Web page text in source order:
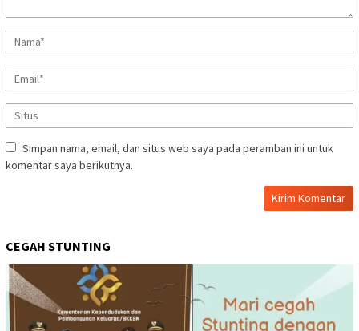
Simpan nama, email, dan situs web saya pada peramban ini untuk
komentar saya berikutnya.
CEGAH STUNTING